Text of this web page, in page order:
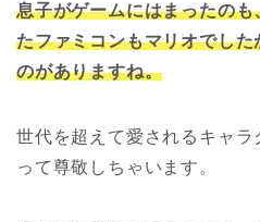
息子がゲームにはまったの
たファミコンもマリオでし
のがありますね。
世代を超えて愛されるキャラ
って尊敬しちゃいます。